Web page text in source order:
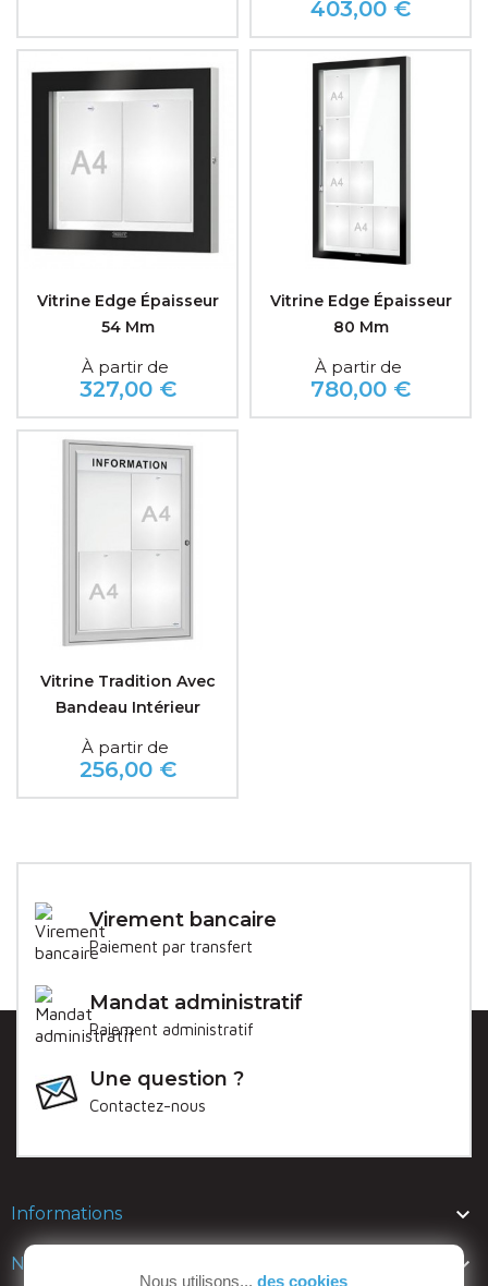
Prix
403,00 €
Vitrine Edge Épaisseur
54 Mm
Prix
À partir de
327,00 €
Vitrine Edge Épaisseur
80 Mm
Prix
À partir de
780,00 €
Vitrine Tradition Avec
Bandeau Intérieur
Prix
À partir de
256,00 €
Virement bancaire
Paiement par transfert
Mandat administratif
Paiement administratif
Une question ?
Contactez-nous
Informations 
Nos lignes 
Nous utilisons... des cookies